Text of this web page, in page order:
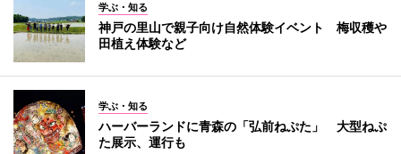
学ぶ・知る
神戸の里山で親子向け自然体験イベント 梅収穫や
田植え体験など
学ぶ・知る
ハーバーランドに青森の「弘前ねぷた」 大型ねぷ
た展示、運行も